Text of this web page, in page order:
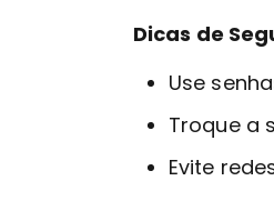
Dicas de
Use
Troque a
Evite